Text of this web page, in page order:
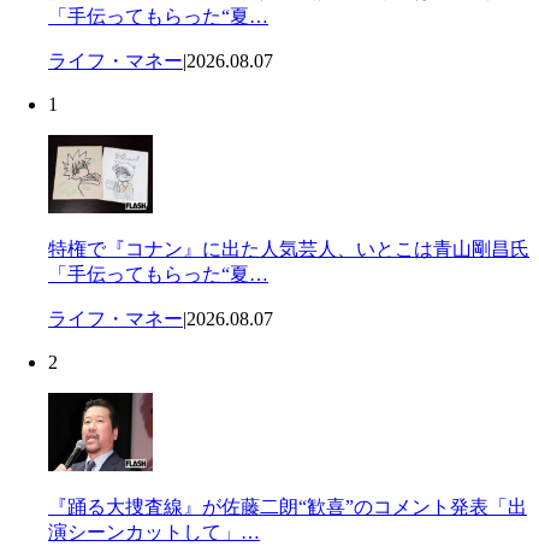
「手伝ってもらった“夏…
ライフ・マネー|2026.08.07
1
特権で『コナン』に出た人気芸人、いとこは青山剛昌氏
「手伝ってもらった“夏…
ライフ・マネー|2026.08.07
2
『踊る大捜査線』が佐藤二朗“歓喜”のコメント発表「出
演シーンカットして」…